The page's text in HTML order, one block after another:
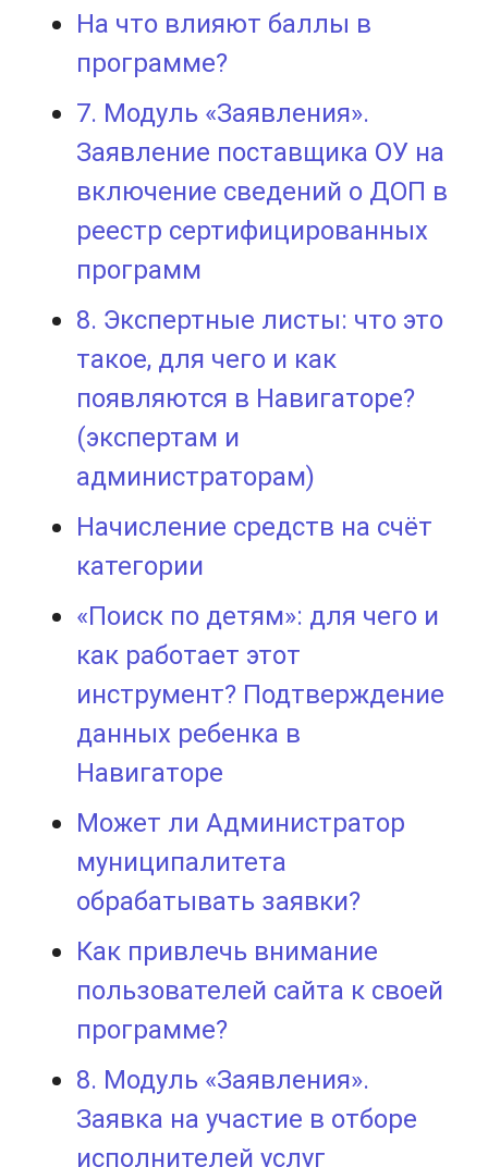
На что влияют баллы в
программе?
7. Модуль «Заявления».
Заявление поставщика ОУ на
включение сведений о ДОП в
реестр сертифицированных
программ
8. Экспертные листы: что это
такое, для чего и как
появляются в Навигаторе?
(экспертам и
администраторам)
Начисление средств на счёт
категории
«Поиск по детям»: для чего и
как работает этот
инструмент? Подтверждение
данных ребенка в
Навигаторе
Может ли Администратор
муниципалитета
обрабатывать заявки?
Как привлечь внимание
пользователей сайта к своей
программе?
8. Модуль «Заявления».
Заявка на участие в отборе
исполнителей услуг